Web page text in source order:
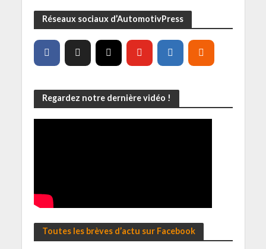
Réseaux sociaux d’AutomotivPress
Regardez notre dernière vidéo !
Toutes les brèves d’actu sur Facebook